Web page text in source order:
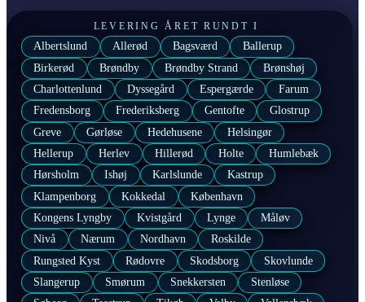
LEVERING ÅRET RUNDT I
Albertslund Allerød Bagsværd
Ballerup
Birkerød
Brøndby Brøndby Strand
Brønshøj
Charlottenlund
Dyssegård Espergærde
Farum
Fredensborg
Frederiksberg Gentofte
Glostrup
Greve
Gørløse Hedehusene
Helsingør
Hellerup
Herlev Hillerød Holte
Humlebæk
Hørsholm
Ishøj Karlslunde
Kastrup
Klampenborg
Kokkedal
København
Kongens Lyngby
Kvistgård Lynge
Måløv
Nivå
Nærum Nordhavn
Roskilde
Rungsted Kyst
Rødovre Skodsborg
Skovlunde
Slangerup
Smørum Snekkersten
Stenløse